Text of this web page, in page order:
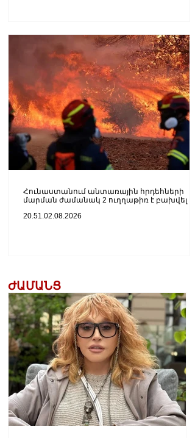
Հունաստանում անտառային հրդեհների
մարման ժամանակ 2 ուղղաթիռ է բախվել
20.51.02.08.2026
ԺԱՄԱՆՑ